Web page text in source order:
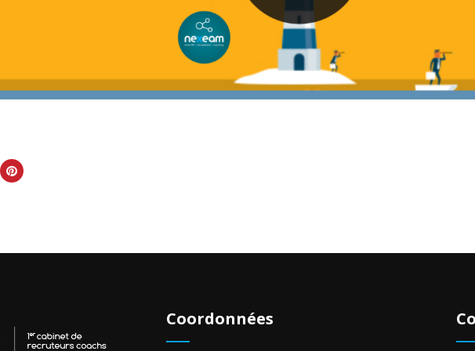
Coordonnées